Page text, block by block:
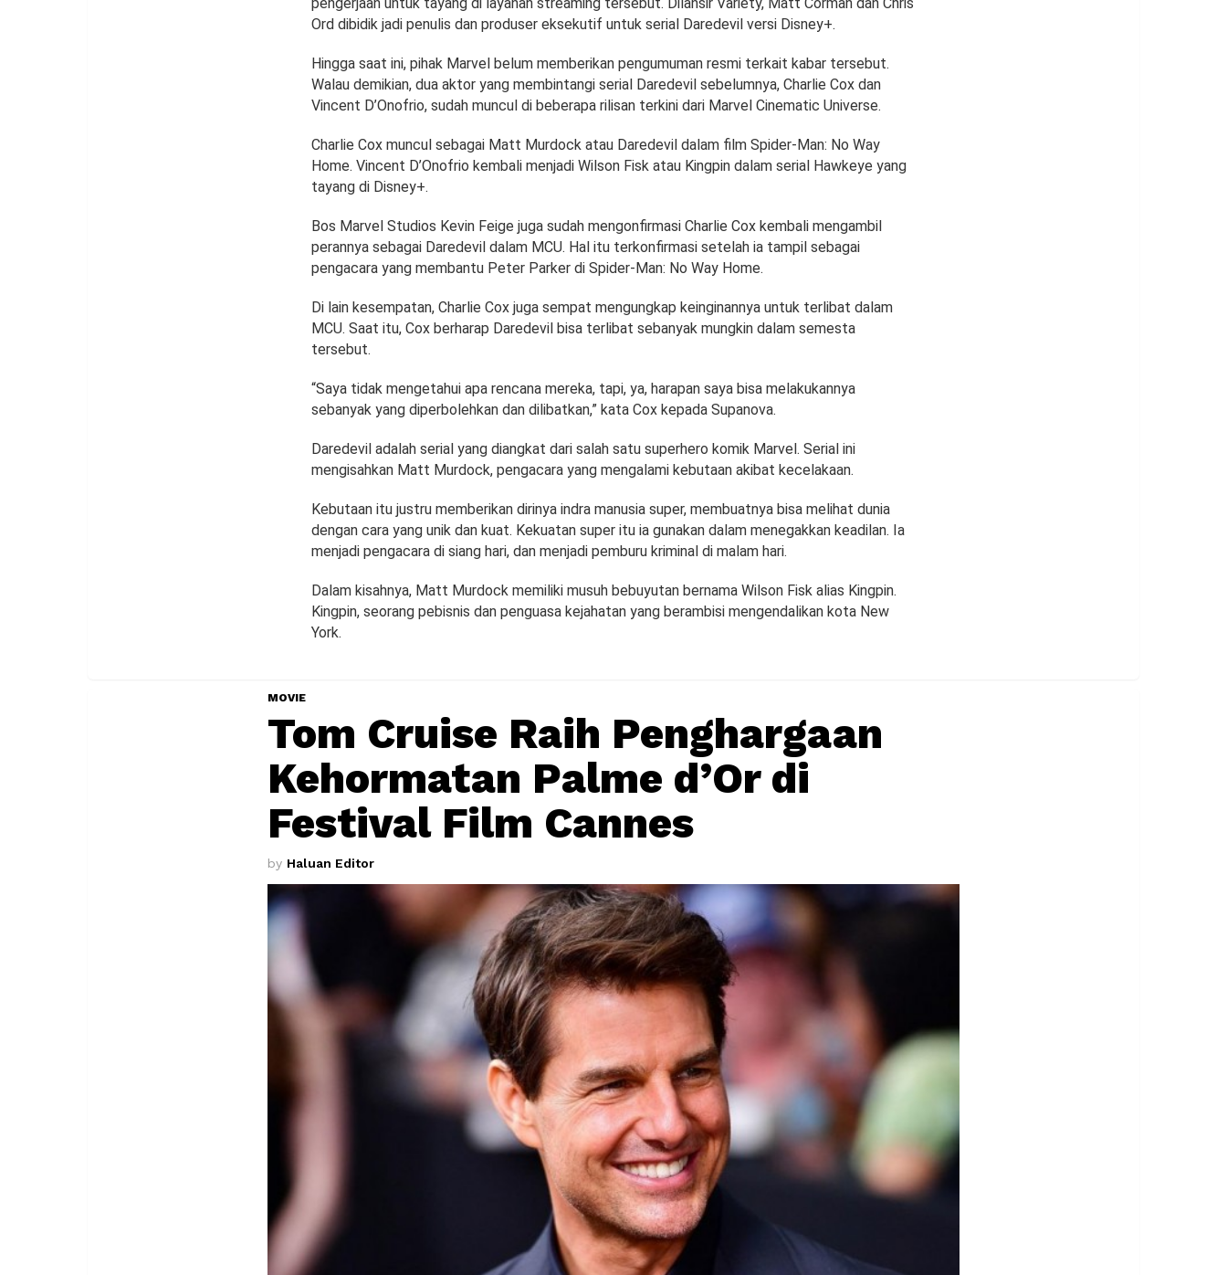
Ord dibidik jadi penulis dan produser eksekutif untuk serial Daredevil versi Disney+.
Hingga saat ini, pihak Marvel belum memberikan pengumuman resmi terkait kabar tersebut.
Walau demikian, dua aktor yang membintangi serial Daredevil sebelumnya, Charlie Cox dan
Vincent D’Onofrio, sudah muncul di beberapa rilisan terkini dari Marvel Cinematic Universe.
Charlie Cox muncul sebagai Matt Murdock atau Daredevil dalam film Spider-Man: No Way
Home. Vincent D’Onofrio kembali menjadi Wilson Fisk atau Kingpin dalam serial Hawkeye yang
tayang di Disney+.
Bos Marvel Studios Kevin Feige juga sudah mengonfirmasi Charlie Cox kembali mengambil
perannya sebagai Daredevil dalam MCU. Hal itu terkonfirmasi setelah ia tampil sebagai
pengacara yang membantu Peter Parker di Spider-Man: No Way Home.
Di lain kesempatan, Charlie Cox juga sempat mengungkap keinginannya untuk terlibat dalam
MCU. Saat itu, Cox berharap Daredevil bisa terlibat sebanyak mungkin dalam semesta
tersebut.
“Saya tidak mengetahui apa rencana mereka, tapi, ya, harapan saya bisa melakukannya
sebanyak yang diperbolehkan dan dilibatkan,” kata Cox kepada Supanova.
Daredevil adalah serial yang diangkat dari salah satu superhero komik Marvel. Serial ini
mengisahkan Matt Murdock, pengacara yang mengalami kebutaan akibat kecelakaan.
Kebutaan itu justru memberikan dirinya indra manusia super, membuatnya bisa melihat dunia
dengan cara yang unik dan kuat. Kekuatan super itu ia gunakan dalam menegakkan keadilan. Ia
menjadi pengacara di siang hari, dan menjadi pemburu kriminal di malam hari.
Dalam kisahnya, Matt Murdock memiliki musuh bebuyutan bernama Wilson Fisk alias Kingpin.
Kingpin, seorang pebisnis dan penguasa kejahatan yang berambisi mengendalikan kota New
York.
MOVIE
Tom Cruise Raih Penghargaan
Kehormatan Palme d’Or di
Festival Film Cannes
by Haluan Editor